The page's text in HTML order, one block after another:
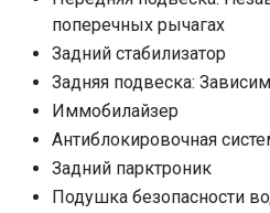
поперечных рычагах
Задний стабилизатор
Задняя подвеска:
Иммобилайзер
Антиблокировочная
Задний парктроник
Подушка безопасности